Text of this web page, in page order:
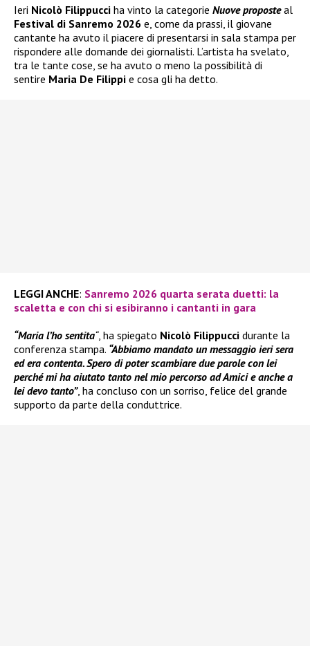
Ieri Nicolò Filippucci ha vinto la categorie Nuove proposteal
Festival di Sanremo 2026 e, come da prassi, il giovane
cantante ha avuto il piacere di presentarsi in sala stampa per
rispondere alle domande dei giornalisti. L’artista ha svelato,
tra le tante cose, se ha avuto o meno la possibilità di
sentire Maria De Filippi e cosa gli ha detto.
LEGGI ANCHE: Sanremo 2026 quarta serata duetti: la
scaletta e con chi si esibiranno i cantanti in gara
“Maria l’ho sentita“, ha spiegato Nicolò Filippucci durante la
conferenza stampa. “Abbiamo mandato un messaggio ieri sera
ed era contenta. Spero di poter scambiare due parole con lei
perché mi ha aiutato tanto nel mio percorso ad Amici e anche a
lei devo tanto”, ha concluso con un sorriso, felice del grande
supporto da parte della conduttrice.